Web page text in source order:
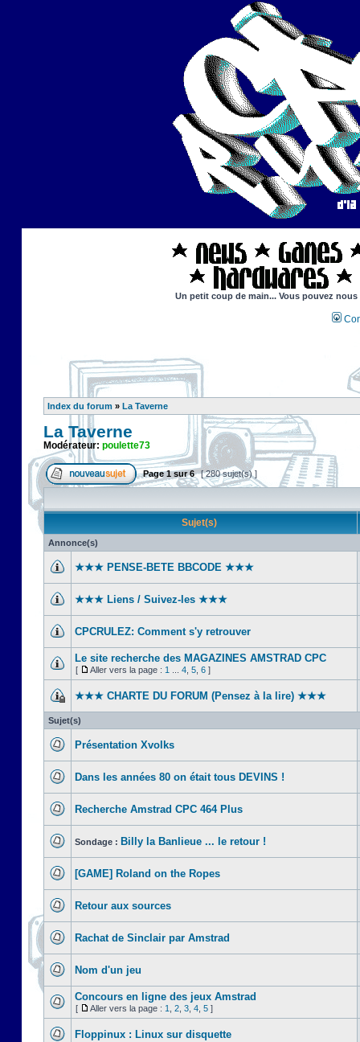
Un petit coup de main... Vous pouvez
Index du forum » La Taverne
La Taverne
Modérateur: poulette73
Page1sur6 [ 280 sujet(s) ]
Sujet(s)
Annonce(s)
★★★ PENSE-BETE BBCODE ★★★
★★★ Liens / Suivez-les ★★★
CPCRULEZ: Comment s'y retrouver‎
Le site recherche des MAGAZINES AMSTRAD CPC
[ Aller vers la page : 1 4 5 6 ]
★★★ CHARTE DU FORUM (Pensez à la lire) ★★★
Sujet(s)
Présentation Xvolks
Dans les années 80 on était tous DEVINS !
Recherche Amstrad CPC 464 Plus
Sondage : Billy la Banlieue ... le retour !
[GAME] Roland on the Ropes
Retour aux sources
Rachat de Sinclair par Amstrad
Nom d'un jeu
Concours en ligne des jeux Amstrad
[ Aller vers la page : 1 2 3 4 5 ]
Floppinux : Linux sur disquette